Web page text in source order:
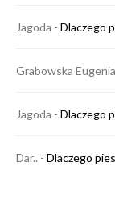
Jagoda - Dlaczego
Grabowska Eugenia
Jagoda - Dlaczego
Dar.. - Dlaczego